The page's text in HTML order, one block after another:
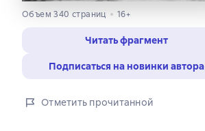
Объем 340 страниц 16+
Читать фрагмент
Подписаться на новинки автора
Отметить прочитанной